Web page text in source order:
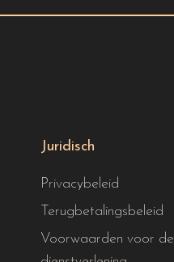
Juridisch
Privacybeleid
Terugbetalingsbeleid
Voorwaarden voor de